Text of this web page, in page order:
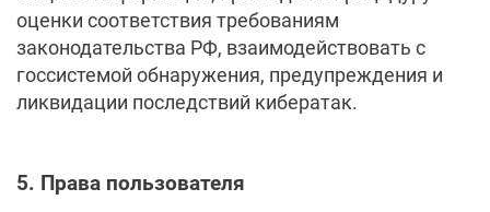
оценки соответствия требованиям
законодательства РФ, взаимодействовать с
госсистемой обнаружения, предупреждения и
ликвидации последствий кибератак.
5. Права пользователя